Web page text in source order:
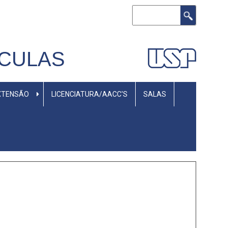
LICENCIATURA/AACC'S SALAS